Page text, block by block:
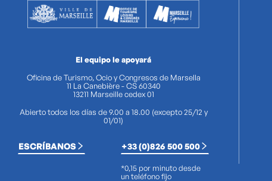
El equipo le apoyará
Oficina de Turismo, Ocio y Congresos de Marsella
11 La Canebière - CS 60340
13211 Marseille cedex 01
Abierto todos los días de 9.00 a 18.00 (excepto 25/12 y
01/01)
ESCRÍBANOS +33 (0)826 500 500
*0,15 por minuto desde
un teléfono fijo